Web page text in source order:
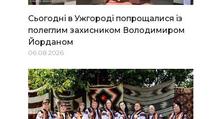
Сьогодні в Ужгороді попрощалися із
полеглим захисником Володимиром
Йорданом
06.08.2026